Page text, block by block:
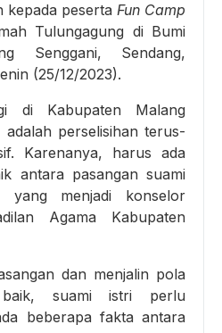
kepada peserta Fun Camp
Tulungagung di Bumi
Senggani, Sendang,
(25/12/2023).
di Kabupaten Malang
perselisihan terus-
Karenanya, harus ada
antara pasangan suami
yang menjadi konselor
Agama Kabupaten
dan menjalin pola
baik, suami istri perlu
beberapa fakta antara